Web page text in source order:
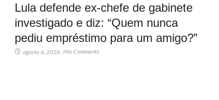
Lula defende ex-chefe de gabinete
investigado e diz: “Quem nunca
pediu empréstimo para um amigo?”
agosto 6, 2026 /No Comments